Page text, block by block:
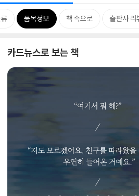
품목정보 책 속으로 출판사 리
카드뉴스로 보는 책